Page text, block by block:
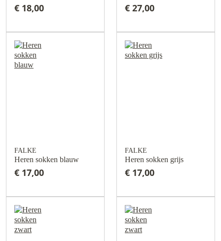
€ 18,00 € 27,00
FALKE
Heren sokken blauw
€ 17,00
FALKE
Heren sokken grijs
€ 17,00